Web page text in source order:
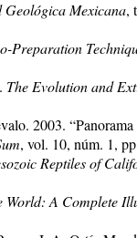
Geológica Mexicana,
Preparation
The Evolution and
2003. “Panorama
, vol. 10, núm. 1,
Reptiles of
World: A Complete